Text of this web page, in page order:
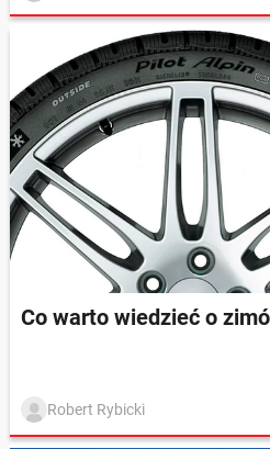
Co warto wiedzieć o
Robert Rybicki